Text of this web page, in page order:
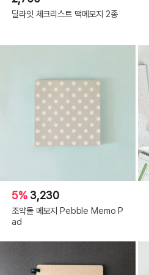
딜라잇 체크리스트 떡메모지 2종
5% 3,230
조약돌 메모지 Pebble Memo P
ad